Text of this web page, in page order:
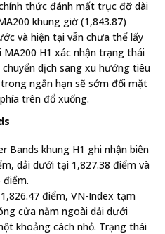
thức đánh mất trục đỡ dài
khung giờ (1,843.87)
và hiện tại vẫn chưa thể lấy
MA200 H1 xác nhận trạng thái
dịch sang xu hướng tiêu
ngắn hạn sẽ sớm đối mặt
trên đổ xuống.
Bands khung H1 ghi nhận biên
dải dưới tại 1,827.38 điểm và
điểm, VN-Index tạm
cửa nằm ngoài dải dưới
khoảng cách nhỏ. Trạng thái